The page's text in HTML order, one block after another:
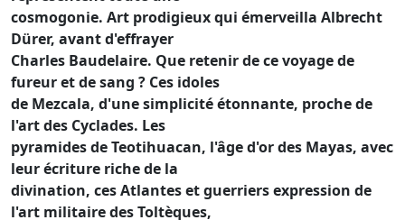
cosmogonie. Art prodigieux qui émerveilla Albrecht
Dürer, avant d'effrayer
Charles Baudelaire. Que retenir de ce voyage de
fureur et de sang ? Ces idoles
de Mezcala, d'une simplicité étonnante, proche de
l'art des Cyclades. Les
pyramides de Teotihuacan, l'âge d'or des Mayas, avec
leur écriture riche de la
divination, ces Atlantes et guerriers expression de
l'art militaire des Toltèques,